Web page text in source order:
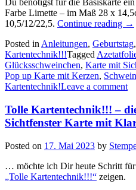
Du benötigst für die Basiskarte
Farbe Limette – im Maß 28 x
10,5/12/22,5. Continue reading
–
die
zur
Pop
mit
→
Posted in Anleitungen, Geburtstag,
Kartentechnik!!!Tagged
Glücksschweinchen, Karte mit
Pop up Karte mit Kerzen,
Kartentechnik!Leave a comment
Tolle Kartentechnik!!! –
Sichtfenster Karte mit
Posted on 17. Mai 2023 by
… möchte ich Dir heute Schritt
„Tolle Kartentechnik!!!“ zeigen.